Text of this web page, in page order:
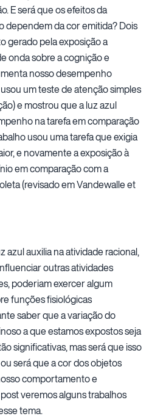
E será que os efeitos da
dependem da cor emitida? Dois
gerado pela exposição a
onda sobre a cognição e
nosso desempenho
um teste de atenção simples
e mostrou que a luz azul
na tarefa em comparação
usou uma tarefa que exigia
e novamente a exposição à
em comparação com a
(revisado em Vandewalle et
azul auxilia na atividade racional,
outras atividades
poderiam exercer algum
funções fisiológicas
saber que a variação do
a que estamos expostos seja
significativas, mas será que isso
será que a cor dos objetos
comportamento e
veremos alguns trabalhos
tema.